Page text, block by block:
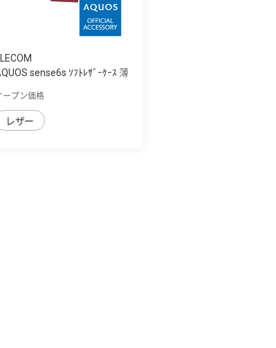
sense6s ｿﾌﾄﾚｻﾞｰｹｰｽ 薄
ープン価格
レザー